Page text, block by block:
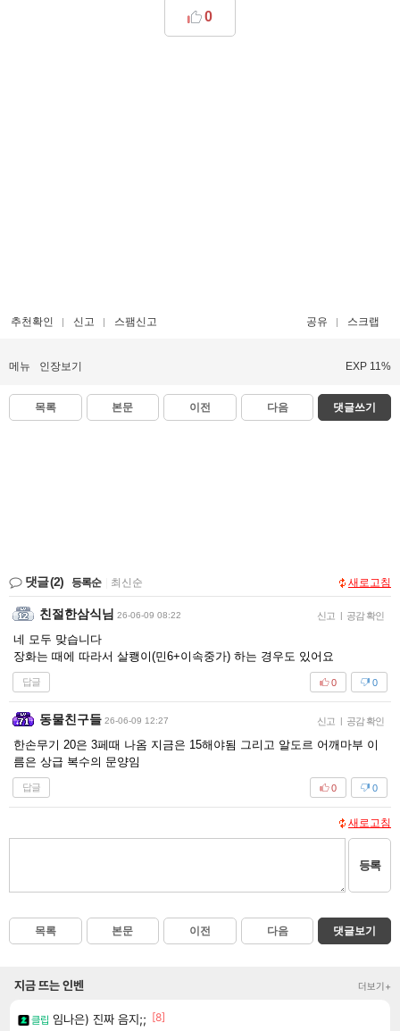
0
추천확인 신고 스팸신고 공유 스크랩
메뉴 인장보기 EXP 11%
목록 본문 이전 다음 댓글쓰기
댓글(2) 등록순 최신순 새로고침
친절한삼식님 26-06-09 08:22 신고 | 공감 확인
네 모두 맞습니다
장화는 때에 따라서 살쾡이(민6+이속중가) 하는 경우도 있어요
답글 0
0
동물친구들 26-06-09 12:27 신고 | 공감 확인
한손무기 20은 3페때 나옴 지금은 15해야됨 그리고 알도르 어깨마부 이
름은 상급 복수의 문양임
답글 0
0
새로고침
등록
목록 본문 이전 다음 댓글보기
지금 뜨는 인벤 더보기+
클립 임나은) 진짜 음지;; [8]